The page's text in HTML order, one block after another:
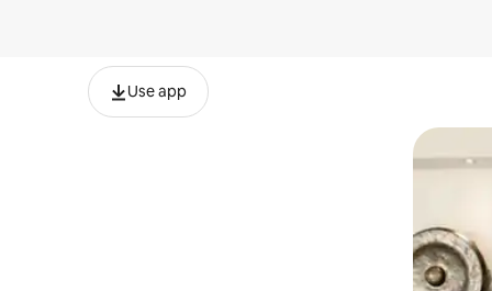
Use app